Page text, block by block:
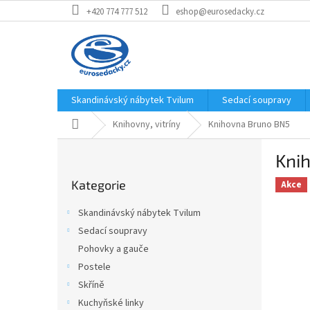
na
+420 774 777 512 eshop@eurosedacky.cz
Skandinávský nábytek Tvilum Sedací soupravy
Domů Knihovny, vitríny Knihovna Bruno BN5
kategorie
Kategorie
Skandinávský nábytek Tvilum
Sedací soupravy
Pohovky a gauče
Postele
Skříně
Kuchyňské linky
Akce